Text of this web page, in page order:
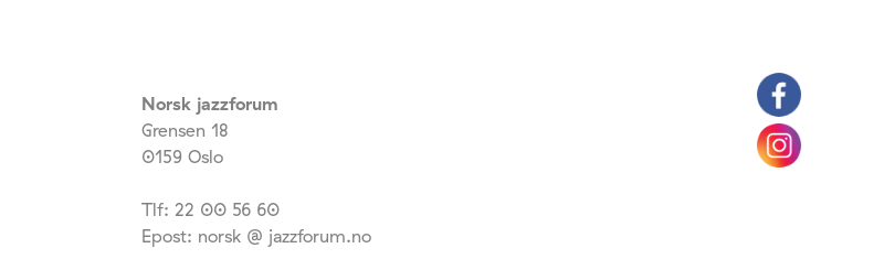
Norsk jazzforum
Grensen 18
0159 Oslo
Tlf: 22 00 56 60
Epost: norsk @ jazzforum.no